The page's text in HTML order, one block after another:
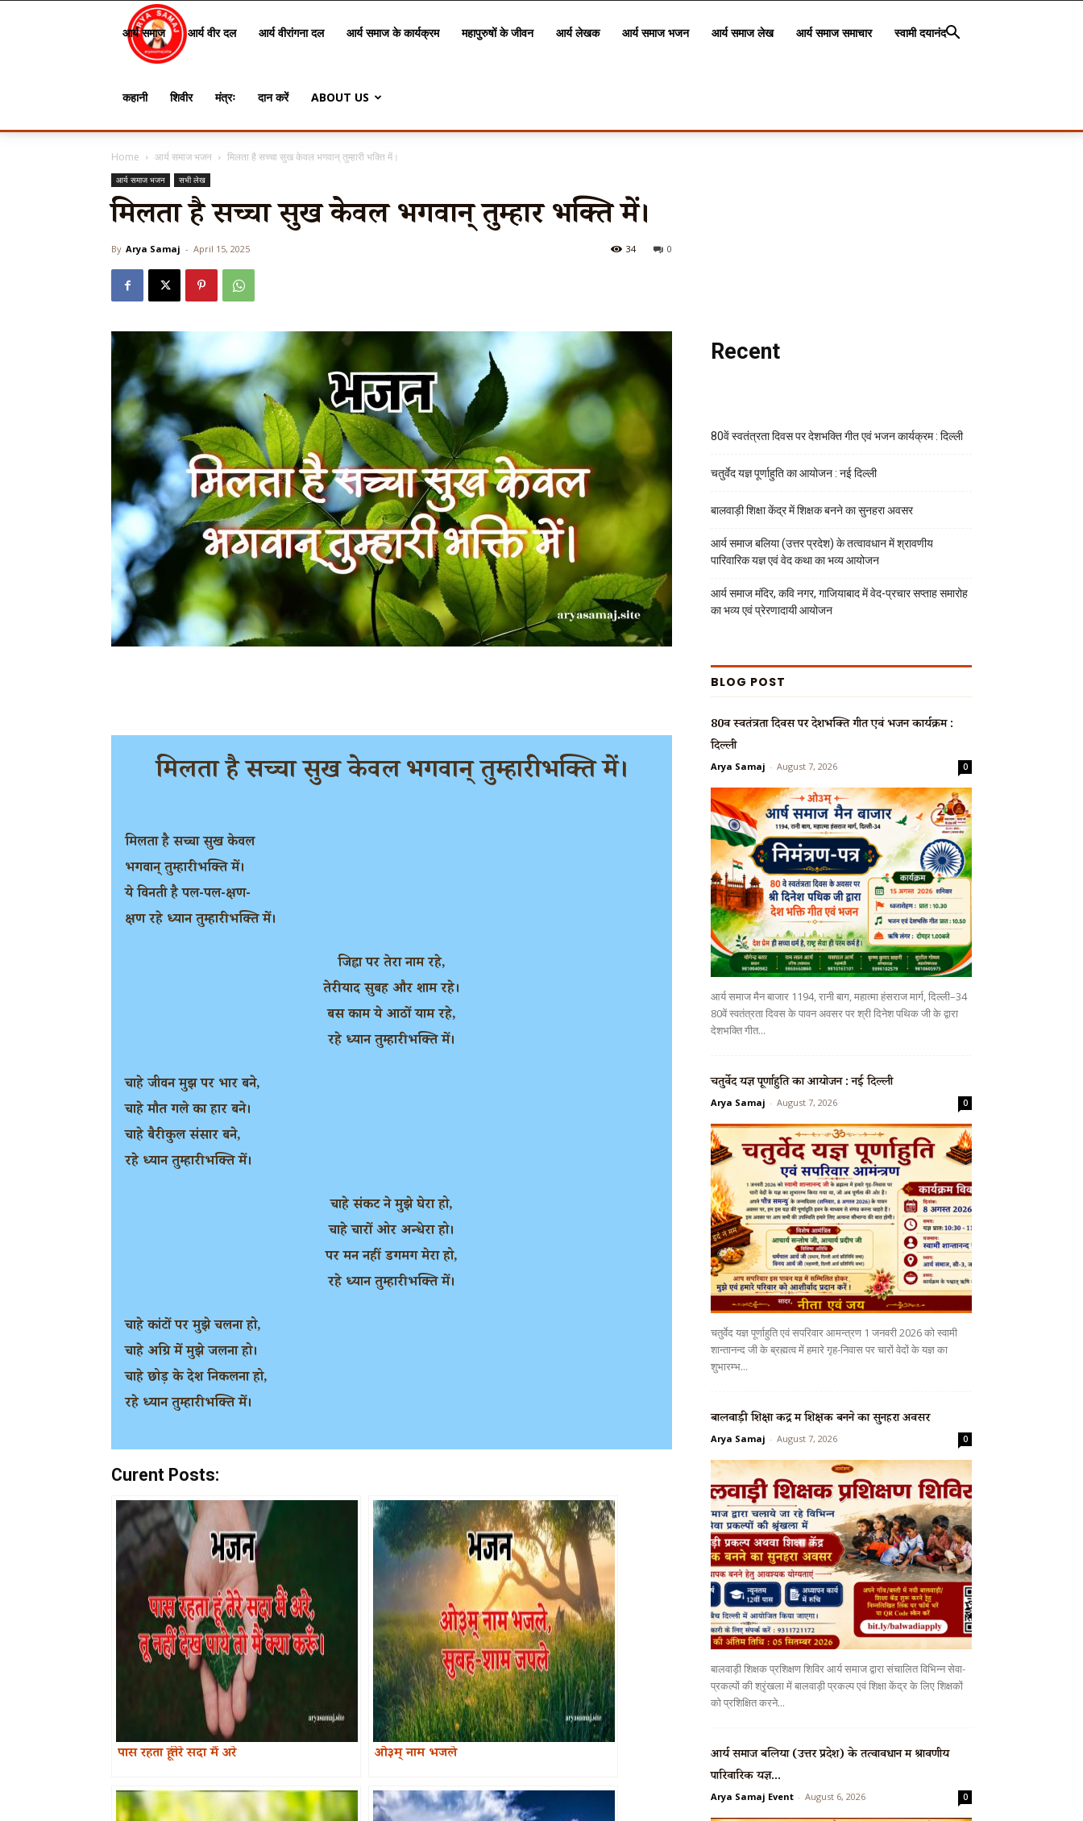
Arya
Samaj
आर्य समाज आर्य वीर दल आर्य वीरांगना दल आर्य समाज के कार्यक्रम महापुरुषों के जीवन आर्य लेखक आर्य समाज भजन आर्य समाज लेख आर्य समाज समाचार स्वामी दयानंद
कहानी शिवीर मंत्रः दान करें ABOUT US
Home आर्य समाज भजन मिलता है सच्चा सुख केवल भगवान् तुम्हारी भक्ति में।
आर्य समाज भजन सभी लेख
मिलता है सच्चा सुख केवल भगवान् तुम्हारी भक्ति में।
By Arya Samaj - April 15, 2025 0
34
मिलता है सच्चा सुख केवलभगवान् तुम्हारी भक्ति में।
मिलता है सच्चा सुख केवल
भगवान् तुम्हारी भक्ति में।
ये विनती है पल-पल-क्षण-
क्षण रहे ध्यान तुम्हारी भक्ति में।
जिह्वा पर तेरा नाम रहे,
तेरी याद सुबह और शाम रहे।
बस काम ये आठों याम रहे,
रहे ध्यान तुम्हारी भक्ति में।
चाहे जीवन मुझ पर भार बने,
चाहे मौत गले का हार बने।
चाहे बैरी कुल संसार बने,
रहे ध्यान तुम्हारी भक्ति में।
चाहे संकट ने मुझे घेरा हो,
चाहे चारों ओर अन्धेरा हो।
पर मन नहीं डगमग मेरा हो,
रहे ध्यान तुम्हारी भक्ति में।
चाहे कांटों पर मुझे चलना हो,
चाहे अग्रि में मुझे जलना हो।
चाहे छोड़ के देश निकलना हो,
रहे ध्यान तुम्हारी भक्ति में।
Curent Posts:
पास रहता हूं तेरे सदा मैं अरे ओ३म् नाम भजले
Recent
80वें स्वतंत्रता दिवस पर देशभक्ति गीत एवं भजन कार्यक्रम : दिल्ली
चतुर्वेद यज्ञ पूर्णाहुति का आयोजन : नई दिल्ली
बालवाड़ी शिक्षा केंद्र में शिक्षक बनने का सुनहरा अवसर
आर्य समाज बलिया (उत्तर प्रदेश) के तत्वावधान में श्रावणीय
पारिवारिक यज्ञ एवं वेद कथा का भव्य आयोजन
आर्य समाज मंदिर, कवि नगर, गाजियाबाद में वेद-प्रचार सप्ताह समारोह
का भव्य एवं प्रेरणादायी आयोजन
BLOG POST
80वें स्वतंत्रता दिवस पर देशभक्ति गीत एवं भजन कार्यक्रम :
दिल्ली
Arya Samaj - August 7, 2026 0
आर्य समाज मैन बाजार 1194, रानी बाग, महात्मा हंसराज मार्ग, दिल्ली–34
80वें स्वतंत्रता दिवस के पावन अवसर पर श्री दिनेश पथिक जी के द्वारा
देशभक्ति गीत...
चतुर्वेद यज्ञ पूर्णाहुति का आयोजन : नई दिल्ली
Arya Samaj - August 7, 2026 0
चतुर्वेद यज्ञ पूर्णाहुति एवं सपरिवार आमन्त्रण 1 जनवरी 2026 को स्वामी
शान्तानन्द जी के ब्रह्मत्व में हमारे गृह-निवास पर चारों वेदों के यज्ञ का
शुभारम्भ...
बालवाड़ी शिक्षा केंद्र में शिक्षक बनने का सुनहरा अवसर
Arya Samaj - August 7, 2026 0
बालवाड़ी शिक्षक प्रशिक्षण शिविर आर्य समाज द्वारा संचालित विभिन्न सेवा-
प्रकल्पों की श्रृंखला में बालवाड़ी प्रकल्प एवं शिक्षा केंद्र के लिए शिक्षकों
को प्रशिक्षित करने...
आर्य समाज बलिया (उत्तर प्रदेश) के तत्वावधान में श्रावणीय
पारिवारिक यज्ञ...
Arya Samaj Event - August 6, 2026 0